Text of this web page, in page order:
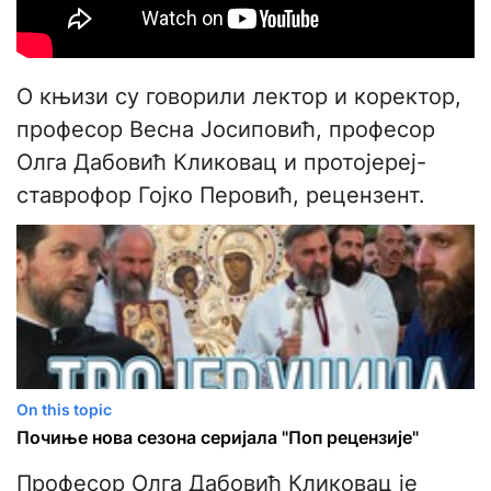
О књизи су говорили лектор и коректор,
професор Весна Јосиповић, професор
Олга Дабовић Кликовац и протојереј-
ставрофор Гојко Перовић, рецензент.
On this topic
Почиње нова сезона серијала "Поп рецензије"
Професор Олга Дабовић Кликовац је